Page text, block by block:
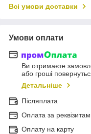
Всі умови доставки
Умови оплати
Ви отримаєте
або гроші
Детальніше
Післяплата
Оплата за
Оплату на карту